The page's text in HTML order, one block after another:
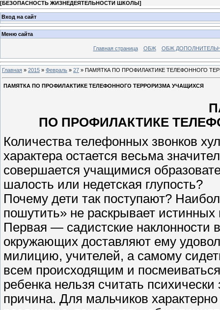
[БЕЗОПАСНОСТЬ ЖИЗНЕДЕЯТЕЛЬНОСТИ ШКОЛЫ]
Вход на сайт
Меню сайта
Главная страница ОБЖ ОБЖ
Главная » 2015 » Февраль » 27 » ПАМЯТКА ПО ПРОФИЛАКТИКЕ ТЕЛЕФОННОГО
ПАМЯТКА ПО ПРОФИЛАКТИКЕ ТЕЛЕФОННОГО ТЕРРОРИЗМА УЧАЩИХСЯ
ПО ПРОФИЛАКТИКЕ
Количества телефонных звонков
характера остается весьма
совершается учащимися
шалость или недетская глупость?
Почему дети так поступают?
пошутить» не раскрывает
Первая — садистские наклонности
окружающих доставляют ему
милицию, учителей, а самому
всем происходящим и
ребенка нельзя считать
причина. Для мальчиков